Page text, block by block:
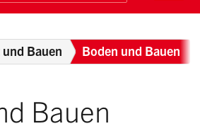
Breadcrumb
Bauen Boden und Bauen
Bauen